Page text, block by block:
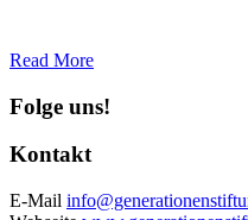
Read More
Folge uns!
Kontakt
E-Mail